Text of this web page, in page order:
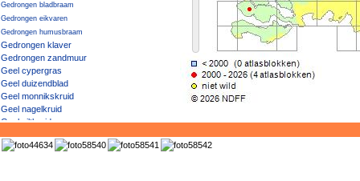
Gedrongen bladbraam
Gedrongen eikvaren
Gedrongen humusbraam
Gedrongen klaver
Gedrongen zandmuur
Geel cypergras
Geel duizendblad
Geel monnikskruid
Geel nagelkruid
Geel viltkruid
Geel vogelpootje